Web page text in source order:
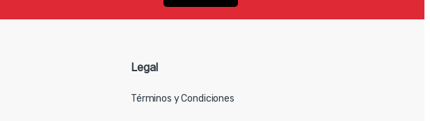
Legal
Términos y Condiciones